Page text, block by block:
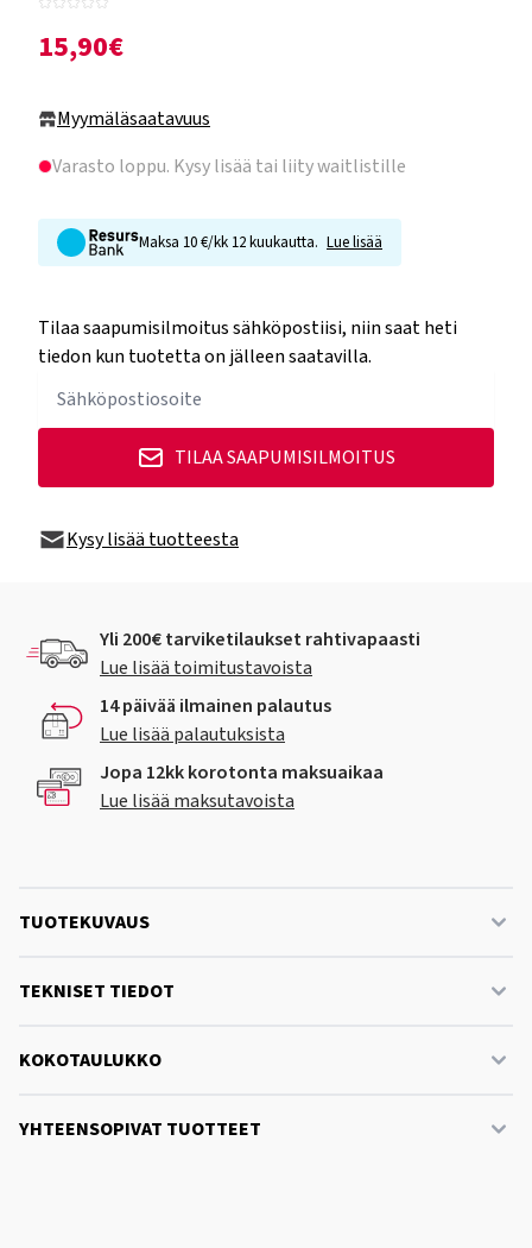
15,90€
Myymäläsaatavuus
Varasto loppu. Kysy lisää tai liity waitlistille
Maksa 10 €/kk 12 kuukautta. Lue lisää
Tilaa saapumisilmoitus sähköpostiisi, niin saat heti
tiedon kun tuotetta on jälleen saatavilla.
TILAA SAAPUMISILMOITUS
Kysy lisää tuotteesta
Yli 200€ tarviketilaukset rahtivapaasti
Lue lisää toimitustavoista
14 päivää ilmainen palautus
Lue lisää palautuksista
Jopa 12kk korotonta maksuaikaa
Lue lisää maksutavoista
TUOTEKUVAUS
TEKNISET TIEDOT
KOKOTAULUKKO
YHTEENSOPIVAT TUOTTEET